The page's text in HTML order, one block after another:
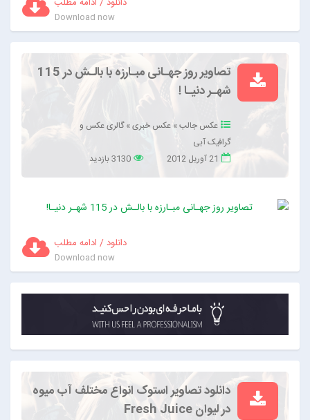
Download now
تصاویر روز جهـانی مبـارزه با بالـش در 115
شهـر دنیـا !
عکس جالب»عکس خبری»گالری عکس و
گرافیک آبی
3130 بازدید
دانلود / ادامه مطلب
Download now
دانلود تصاویر استوک انواع مختلف آب میوه
در لیوان Fresh Juice